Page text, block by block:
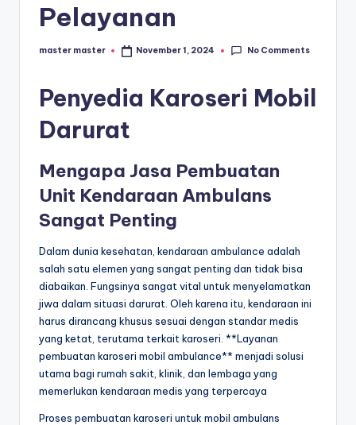
Pelayanan
Posted
master master November 1, 2024 No Comments
Penyedia Karoseri Mobil
Darurat
Mengapa Jasa Pembuatan
Unit Kendaraan Ambulans
Sangat Penting
Dalam dunia kesehatan, kendaraan ambulance adalah
salah satu elemen yang sangat penting dan tidak bisa
diabaikan. Fungsinya sangat vital untuk menyelamatkan
jiwa dalam situasi darurat. Oleh karena itu, kendaraan ini
harus dirancang khusus sesuai dengan standar medis
yang ketat, terutama terkait karoseri. **Layanan
pembuatan karoseri mobil ambulance** menjadi solusi
utama bagi rumah sakit, klinik, dan lembaga yang
memerlukan kendaraan medis yang terpercaya
Proses pembuatan karoseri untuk mobil ambulans